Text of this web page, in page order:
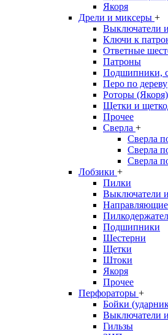
Якоря
Дрели и миксеры +
Выключатели
Ключи к
Ответные
Патроны
Подшипники,
Перо по дереву
Роторы (Якоря)
Щетки и
Прочее
Сверла +
Сверла
Сверла
Сверла
Лобзики +
Пилки
Выключатели
Направляющие
Подшипники
Шестерни
Щетки
Штоки
Якоря
Прочее
Перфораторы +
Бойки
Выключатели
Гильзы